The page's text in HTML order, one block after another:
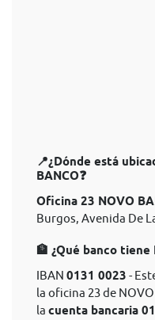
📍¿Dónde está
BANCO❓
Oficina 23 NOVO
Burgos, Avenida De
🏦 ¿Qué banco tiene
IBAN 0131 0023 -
la oficina 23 de
la cuenta bancaria